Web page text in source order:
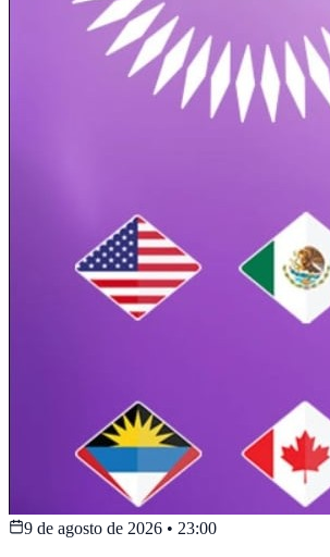
9 de agosto de 2026 • 23:00